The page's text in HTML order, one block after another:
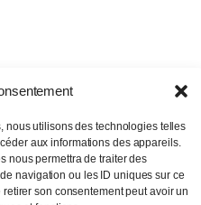
nous utilisons des technologies telles
aux informations des appareils.
nous permettra de traiter des
navigation ou les ID uniques sur ce
son consentement peut avoir un